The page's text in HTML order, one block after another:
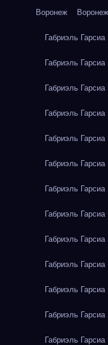
Воронеж Воронеж
Габриэль
Габриэль
Габриэль
Габриэль
Габриэль
Габриэль
Габриэль
Габриэль
Габриэль
Габриэль
Габриэль
Габриэль
Габриэль